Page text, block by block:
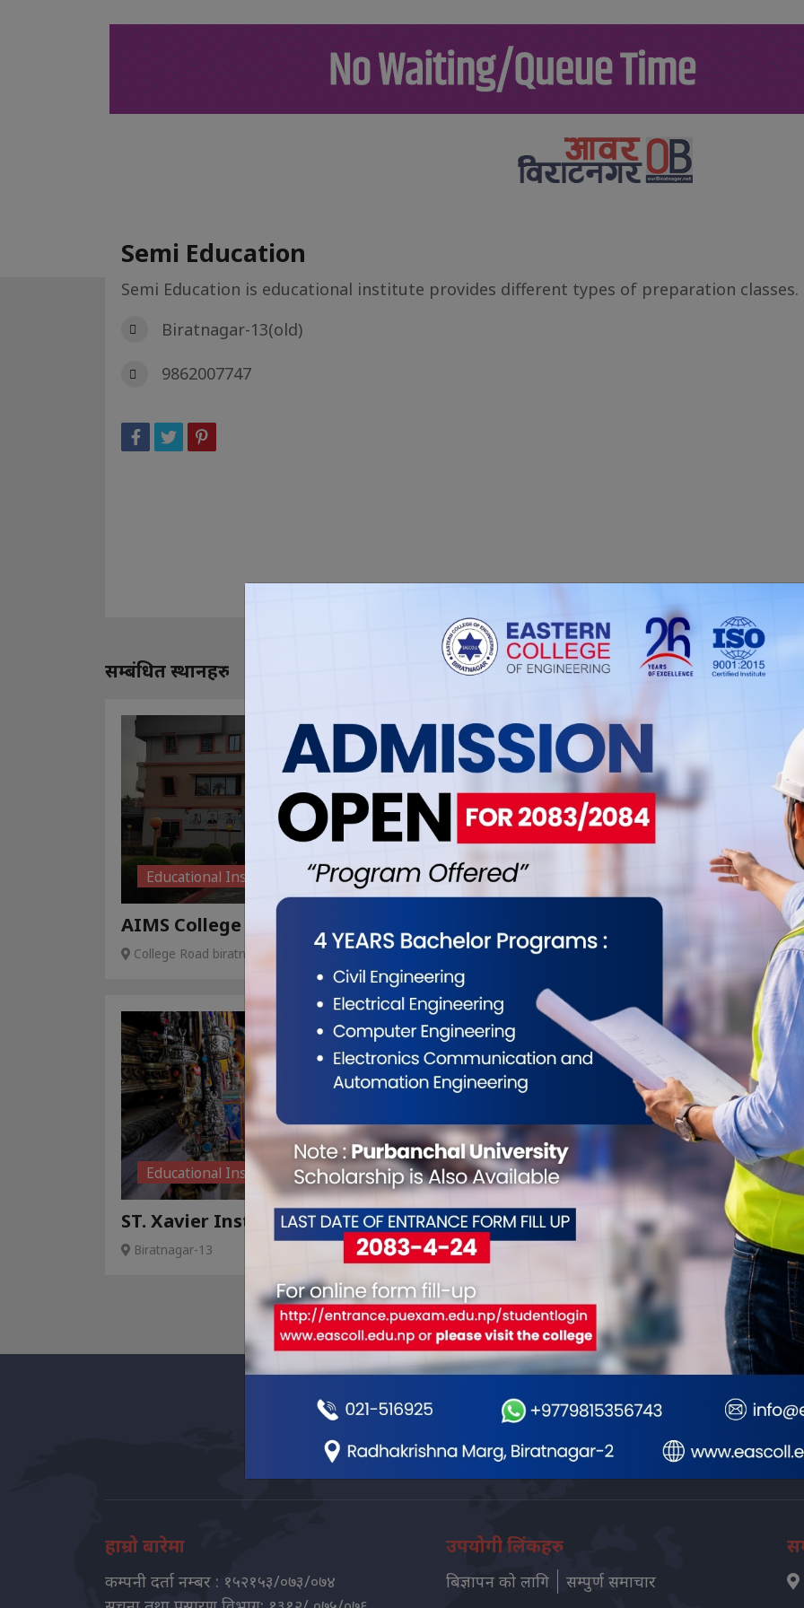
गृह पेज सम्पुर्ण
डिरेक्टरी Semi Education
Semi Education
Semi Education is educational institute provides different types of preparation classes.
Biratnagar-13(old)
9862007747
सम्बंधित स्थानहरु
Educational Institution
AIMS College
College Road biratnagar-9
Educational Institution
Biratnagar-14
Educational Institution
ST. Xavier Institute
Biratnagar-13
Educational Institution
Universal Academy
Biratnagar-5
थप हेर्नुहोस्
हाम्रो बारेमा
कम्पनी दर्ता नम्बर : १५२१५३/०७३/०७४
उपयोगी लिंकहरु
बिज्ञापन को लागि सम्पुर्ण समाचार